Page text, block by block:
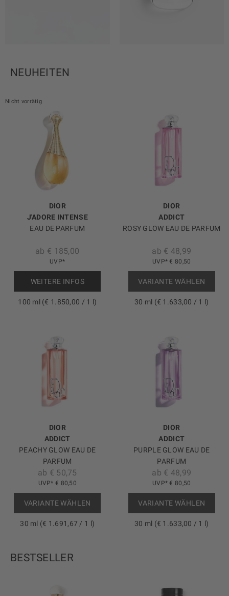
NEUHEITEN
Nicht vorrätig
DIOR
J'ADORE INTENSE
EAU DE PARFUM
UVP*
ab € 185,00
WEITERE INFOS
100 ml (€ 1.850,00 / 1 l)
DIOR
ADDICT
ROSY GLOW EAU DE PARFUM
UVP* € 80,50
ab € 48,99
VARIANTE WÄHLEN
30 ml (€ 1.633,00 / 1 l)
DIOR
ADDICT
PEACHY GLOW EAU DE
PARFUM
UVP* € 80,50
ab € 50,75
VARIANTE WÄHLEN
30 ml (€ 1.691,67 / 1 l)
DIOR
ADDICT
PURPLE GLOW EAU DE
PARFUM
UVP* € 80,50
ab € 48,99
VARIANTE WÄHLEN
30 ml (€ 1.633,00 / 1 l)
BESTSELLER